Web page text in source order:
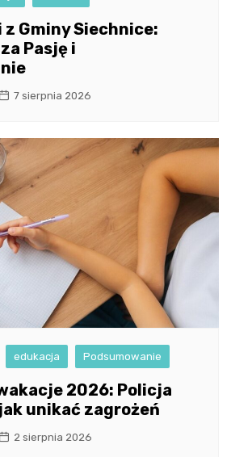
Gminy Siechnice:
Pasję i
7 sierpnia 2026
edukacja Podsumowanie
2026: Policja
unikać zagrożeń
2 sierpnia 2026